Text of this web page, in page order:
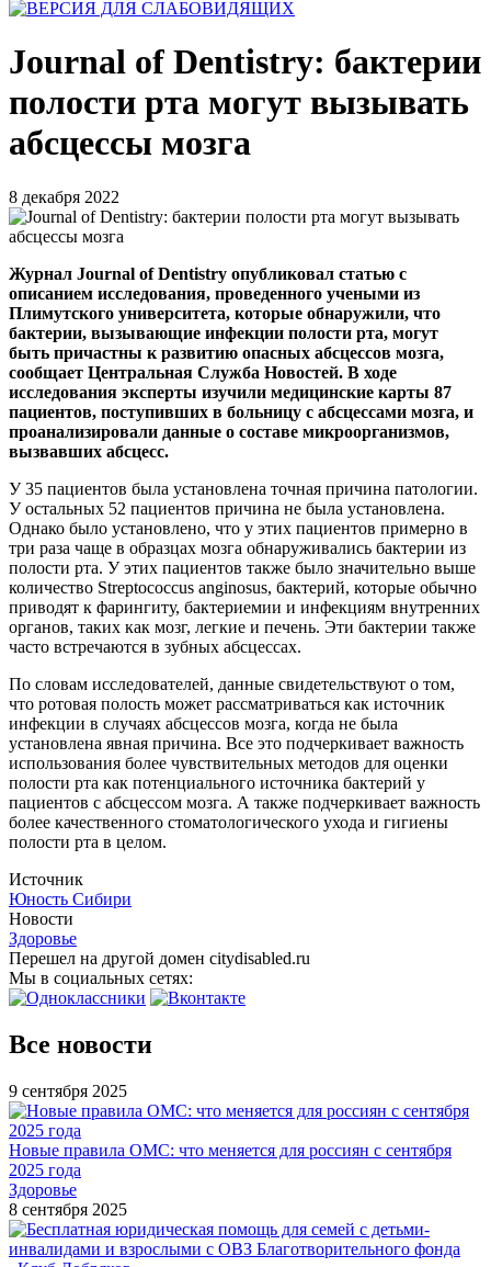
Journal of Dentistry: бактерии
полости рта могут вызывать
абсцессы мозга
8 декабря 2022
Журнал Journal of Dentistry опубликовал статью с
описанием исследования, проведенного учеными из
Плимутского университета, которые обнаружили, что
бактерии, вызывающие инфекции полости рта, могут
быть причастны к развитию опасных абсцессов мозга,
сообщает Центральная Служба Новостей. В ходе
исследования эксперты изучили медицинские карты 87
пациентов, поступивших в больницу с абсцессами мозга, и
проанализировали данные о составе микроорганизмов,
вызвавших абсцесс.
У 35 пациентов была установлена точная причина патологии.
У остальных 52 пациентов причина не была установлена.
Однако было установлено, что у этих пациентов примерно в
три раза чаще в образцах мозга обнаруживались бактерии из
полости рта. У этих пациентов также было значительно выше
количество Streptococcus anginosus, бактерий, которые обычно
приводят к фарингиту, бактериемии и инфекциям внутренних
органов, таких как мозг, легкие и печень. Эти бактерии также
часто встречаются в зубных абсцессах.
По словам исследователей, данные свидетельствуют о том,
что ротовая полость может рассматриваться как источник
инфекции в случаях абсцессов мозга, когда не была
установлена явная причина. Все это подчеркивает важность
использования более чувствительных методов для оценки
полости рта как потенциального источника бактерий у
пациентов с абсцессом мозга. А также подчеркивает важность
более качественного стоматологического ухода и гигиены
полости рта в целом.
Источник
Юность Сибири
Новости
Здоровье
Перешел на другой домен citydisabled.ru
Мы в социальных сетях:
Все новости
9 сентября 2025
Новые правила ОМС: что меняется для россиян с сентября
2025 года
Здоровье
8 сентября 2025